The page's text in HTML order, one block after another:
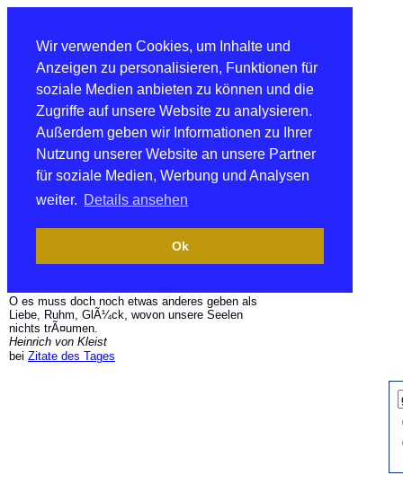
Wir verwenden Cookies, um Inhalte und
Anzeigen zu personalisieren, Funktionen für
soziale Medien anbieten zu können und die
Zugriffe auf unsere Website zu analysieren.
Außerdem geben wir Informationen zu Ihrer
Nutzung unserer Website an unsere Partner
für soziale Medien, Werbung und Analysen
weiter. Details ansehen
Ok
O es muss doch noch etwas anderes geben als
Liebe, Ruhm, GlÃ¼ck, wovon unsere Seelen
nichts trÃ¤umen.
Heinrich von Kleist
bei Zitate des Tages